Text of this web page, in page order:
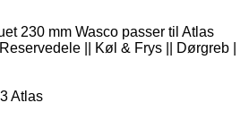
230 mm Wasco passer til Atlas
|| Køl & Frys || Dørgreb |
Atlas